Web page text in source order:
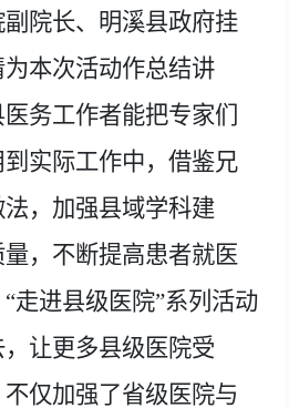
院长、明溪县政府挂
本次活动作总结讲
务工作者能把专家们
实际工作中，借鉴兄
，加强县域学科建
，不断提高患者就医
“走进县级医院”系列活动
让更多县级医院受
仅加强了省级医院与